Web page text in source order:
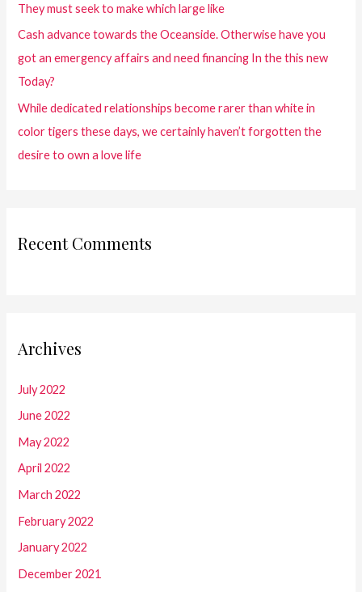
They must seek to make which large like
Cash advance towards the Oceanside. Otherwise have you
got an emergency affairs and need financing In the this new
Today?
While dedicated relationships become rarer than white in
color tigers these days, we certainly haven’t forgotten the
desire to own a love life
Recent Comments
Archives
July 2022
June 2022
May 2022
April 2022
March 2022
February 2022
January 2022
December 2021